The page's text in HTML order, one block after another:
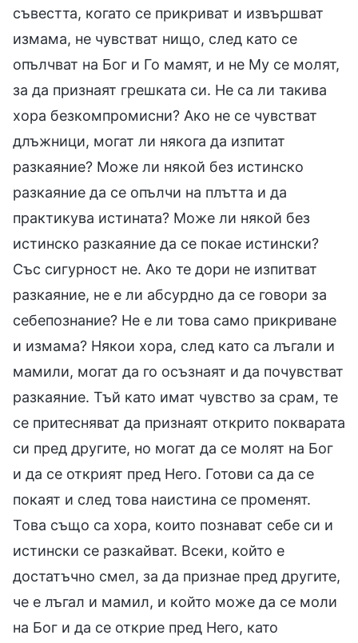
съвестта, когато се прикриват и извършват
измама, не чувстват нищо, след като се
опълчват на Бог и Го мамят, и не Му се молят,
за да признаят грешката си. Не са ли такива
хора безкомпромисни? Ако не се чувстват
длъжници, могат ли някога да изпитат
разкаяние? Може ли някой без истинско
разкаяние да се опълчи на плътта и да
практикува истината? Може ли някой без
истинско разкаяние да се покае истински?
Със сигурност не. Ако те дори не изпитват
разкаяние, не е ли абсурдно да се говори за
себепознание? Не е ли това само прикриване
и измама? Някои хора, след като са лъгали и
мамили, могат да го осъзнаят и да почувстват
разкаяние. Тъй като имат чувство за срам, те
се притесняват да признаят открито покварата
си пред другите, но могат да се молят на Бог
и да се открият пред Него. Готови са да се
покаят и след това наистина се променят.
Това също са хора, които познават себе си и
истински се разкайват. Всеки, който е
достатъчно смел, за да признае пред другите,
че е лъгал и мамил, и който може да се моли
на Бог и да се открие пред Него, като